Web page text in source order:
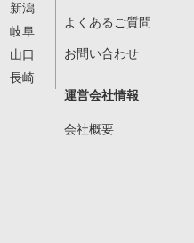
新潟
岐阜
山口
長崎
よくあるご質問
お問い合わせ
運営会社情報
会社概要